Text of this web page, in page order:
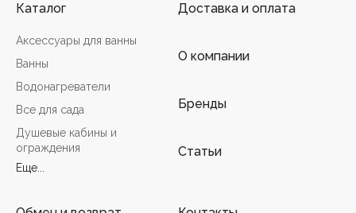
Каталог
Аксессуары для ванны
Ванны
Водонагреватели
Все для сада
Душевые кабины и
ограждения
Еще...
Доставка и оплата
О компании
Бренды
Статьи